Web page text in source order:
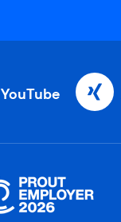
YouTube